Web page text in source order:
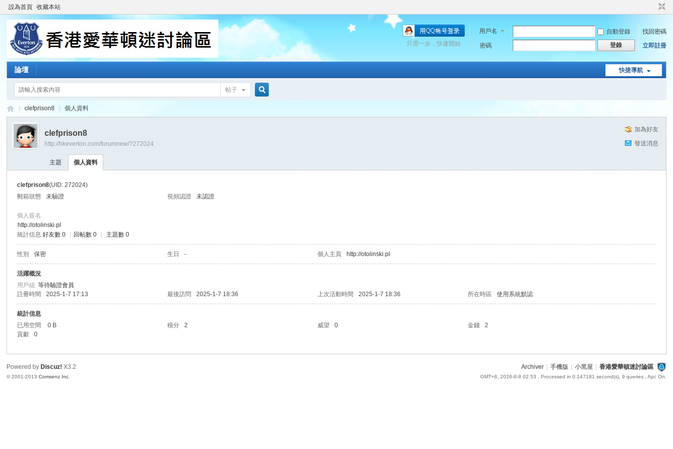
設為首頁 收藏本站
用戶名 自動登錄
找回密碼
密碼
登錄 立即註冊
只需一步，快速開始
快捷導航
論壇
帖子
›
clefprison8 個人資料
加為好友
發送消息
clefprison8
http://hkeverton.com/forumnew/?272024
主題 個人資料
clefprison8(UID: 272024)
郵箱狀態
未驗證 視頻認證 未認證
個人簽名
http://otolinski.pl
統計信息 好友數 0 回帖數 0 主題數 0
性別 保密 生日 - 個人主頁 http://otolinski.pl
活躍概況
用戶組等待驗證會員
註冊時間
2025-1-7 17:13 最後訪問 2025-1-7 18:36 上次活動時間 2025-1-7 18:36 所在時區 使用系統默認
統計信息
已用空間
0 B 積分 2 威望 0 金錢
2
貢獻
0
Archiver 手機版 小黑屋 香港愛華頓迷討論區
GMT+8, 2026-8-8 02:53 , Processed in 0.147181 second(s), 9 queries , Apc On.
Powered by Discuz! X3.2
© 2001-2013Comsenz Inc.